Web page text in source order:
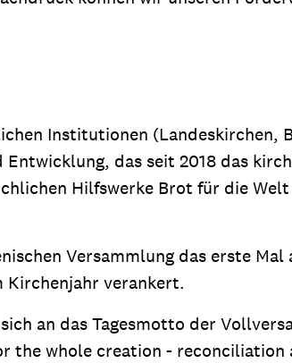
Institutionen (Landeskirchen,
das seit 2018 das
Hilfswerke Brot für die Welt
Versammlung das erste Mal
Kirchenjahr verankert.
an das Tagesmotto der
the whole creation -